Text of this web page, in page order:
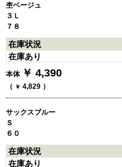
杢ベージュ
３Ｌ
７８
在庫状況
在庫あり
本体 ￥ 4,390
（ ￥ 4,829 ）
サックスブルー
Ｓ
６０
在庫状況
在庫あり